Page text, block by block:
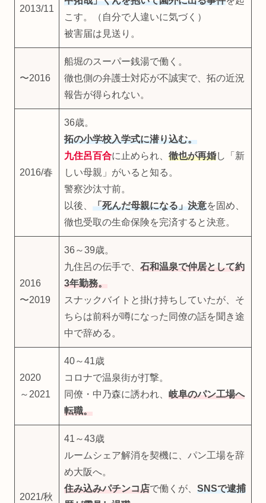
2013/11
こす。（自分で人違いに気づく）
被害届は見送り。
〜2016
船堀のスーパー銭湯で働く。
徹也側の弁護士対応が不誠実で、拓の近況
報告が得られない。
2016/春
36歳。
拓の小学校入学式に潜り込む。
九住呂百合に止められ、 徹也が再婚し「新
しい母親」がいると知る。
警察沙汰寸前。
以後、 「死んだ母親になる」決意を固め、
徹也受取の生命保険を完済すると決意。
2016
〜2019
36～39歳。
九住呂の伝手で、 石和温泉で仲居として約
3年勤務。
スナックバイトと掛け持ちしていたが、そ
ちらは前科が噂になった同僚の話を聞き途
中で辞める。
2020
～2021
40～41歳
コロナで温泉街が打撃。
同僚・中乃森に誘われ、 岐阜のパン工場へ
転職。
2021/秋
41～43歳
ルームシェア解消を契機に、パン工場を辞
め大阪へ。
住み込みパチンコ店で働くが、 SNSで逮捕